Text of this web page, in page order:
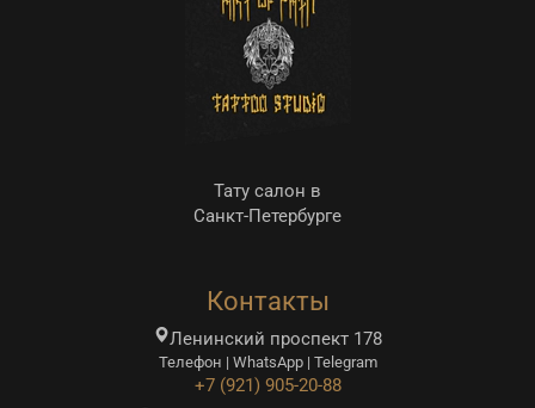
Тату салон в
Санкт-Петербурге
Контакты
Ленинский проспект 178
Телефон | WhatsApp | Telegram
+7 (921) 905-20-88